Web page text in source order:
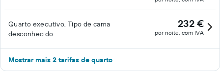
Quarto executivo, Tipo de cama
desconhecido
232 €
por noite, com IVA
Mostrar mais 2 tarifas de quarto